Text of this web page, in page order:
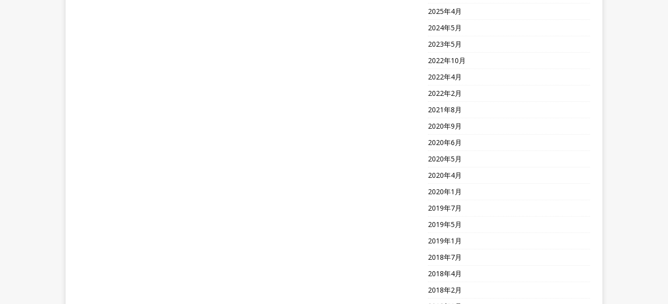
2025年4月
2024年5月
2023年5月
2022年10月
2022年4月
2022年2月
2021年8月
2020年9月
2020年6月
2020年5月
2020年4月
2020年1月
2019年7月
2019年5月
2019年1月
2018年7月
2018年4月
2018年2月